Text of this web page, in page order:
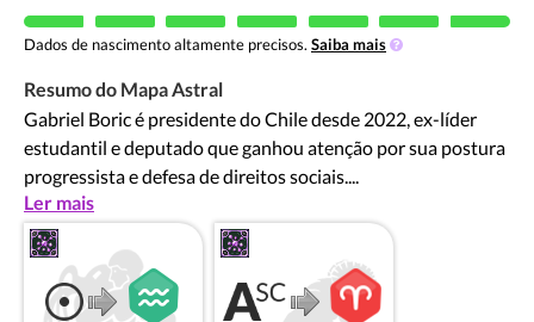
Dados de nascimento altamente precisos. Saiba mais
Resumo do Mapa Astral
Gabriel Boric é presidente do Chile desde 2022, ex-líder
estudantil e deputado que ganhou atenção por sua postura
progressista e defesa de direitos sociais....
Ler mais